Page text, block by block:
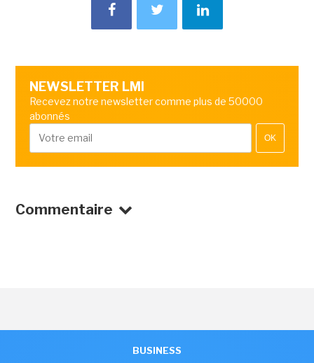
NEWSLETTER LMI
Recevez notre newsletter comme plus de 50000
abonnés
OK
Commentaire
BUSINESS